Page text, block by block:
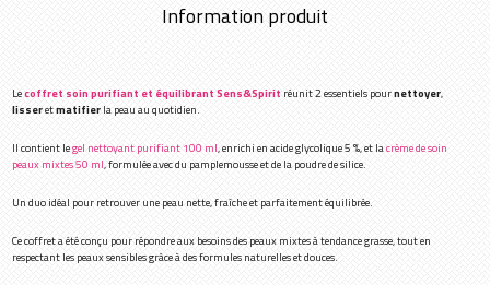
Information produit
Lecoffret soin purifiant et équilibrant Sens&Spirit réunit 2 essentiels pournettoyer,
lisseretmatifierla peau au quotidien.
Il contient legel nettoyant purifiant 100 ml, enrichi en acide glycolique 5 %, et lacrème de soin
peaux mixtes 50 ml, formulée avec du pamplemousse et de la poudre de silice.
Un duo idéal pour retrouver une peau nette, fraîche et parfaitement équilibrée.
Ce coffret a été conçu pour répondre aux besoins des peaux mixtes à tendance grasse, tout en
respectant les peaux sensibles grâce à des formules naturelles et douces.